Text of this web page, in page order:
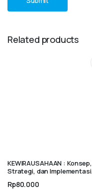
Related products
KEWIRAUSAHAAN : Konsep,
Strategi, dan Implementasi
Rp80.000